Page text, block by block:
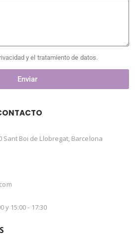
y el tratamiento de datos.
Enviar
Sant Boi de Llobregat, Barcelona
y 15:00 - 17:30